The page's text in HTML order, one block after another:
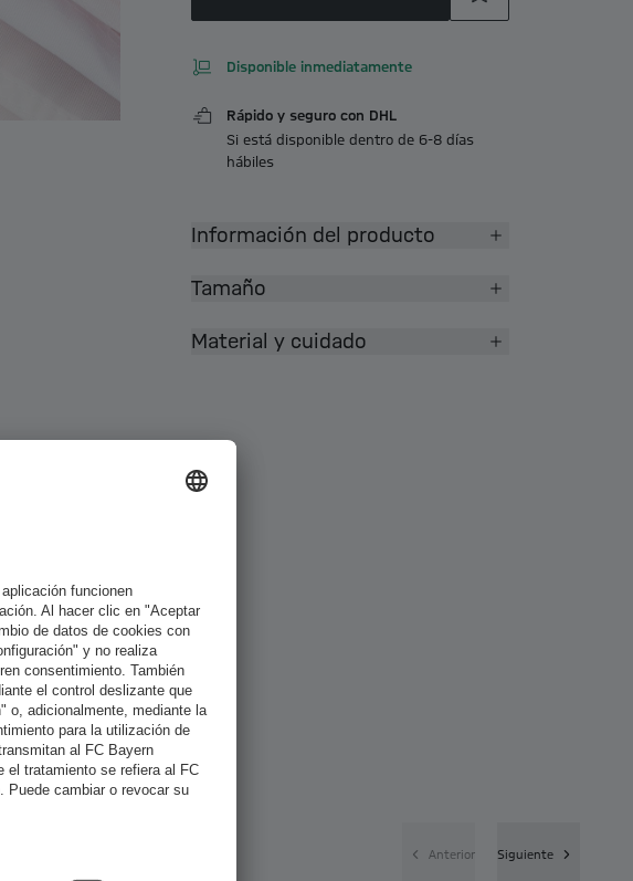
Disponible inmediatamente
Rápido y seguro con DHL
Si está disponible dentro de 6-8 días
hábiles
Información del producto
Tamaño
Material y cuidado
Anterior Siguiente
?